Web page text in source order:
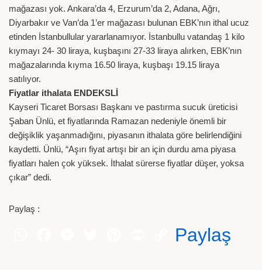
mağazası yok. Ankara’da 4, Erzurum’da 2, Adana, Ağrı,
Diyarbakır ve Van’da 1’er mağazası bulunan EBK’nın ithal ucuz
etinden İstanbullular yararlanamıyor. İstanbullu vatandaş 1 kilo
kıymayı 24- 30 liraya, kuşbaşını 27-33 liraya alırken, EBK’nın
mağazalarında kıyma 16.50 liraya, kuşbaşı 19.15 liraya
satılıyor.
Fiyatlar ithalata ENDEKSLİ
Kayseri Ticaret Borsası Başkanı ve pastırma sucuk üreticisi
Şaban Ünlü, et fiyatlarında Ramazan nedeniyle önemli bir
değişiklik yaşanmadığını, piyasanın ithalata göre belirlendiğini
kaydetti. Ünlü, “Aşırı fiyat artışı bir an için durdu ama piyasa
fiyatları halen çok yüksek. İthalat sürerse fiyatlar düşer, yoksa
çıkar” dedi.
Paylaş :
Paylaş